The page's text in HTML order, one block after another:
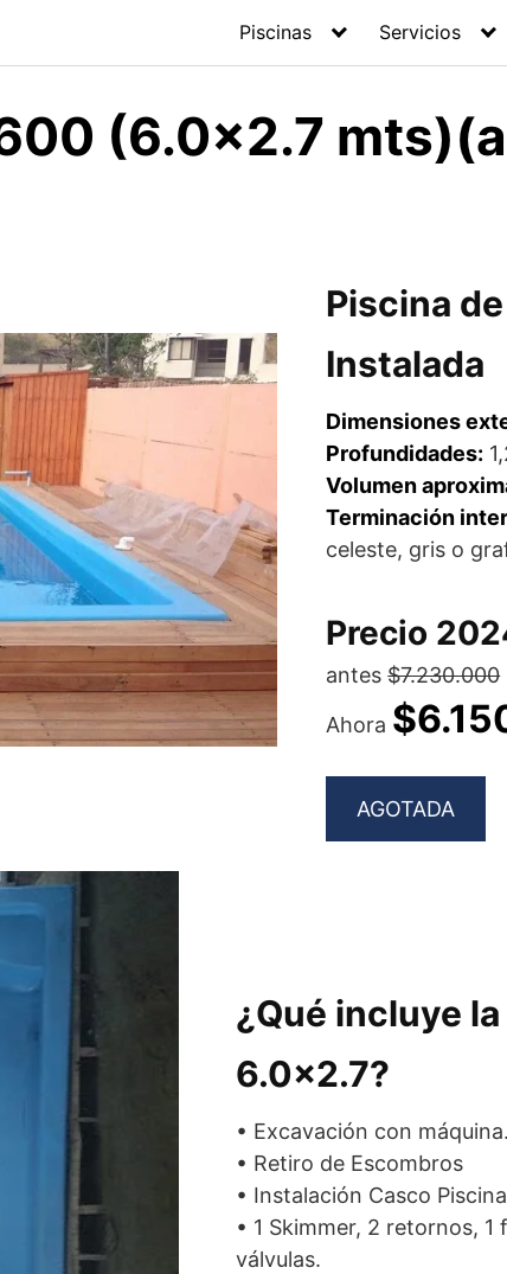
Piscinas Servicios
(6.0×2.7
Piscina
Instalada
Dimensiones
Profundidades:
Volumen
Terminación
celeste, gris o
Precio
antes$7.230.000
Ahora
AGOTADA
¿Qué incluye
6.0×2.7?
• Excavación con máquina.
• Retiro de Escombros
• Instalación Casco Piscina
• 1 Skimmer, 2 retornos,
válvulas.